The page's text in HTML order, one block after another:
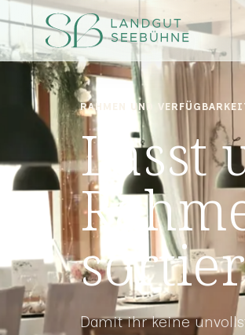
RAHMEN UND
Lasst
Damit ihr keine